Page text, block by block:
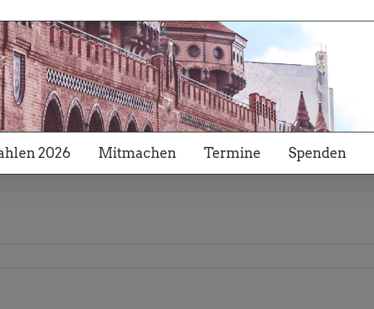
2026 Mitmachen Termine Spenden